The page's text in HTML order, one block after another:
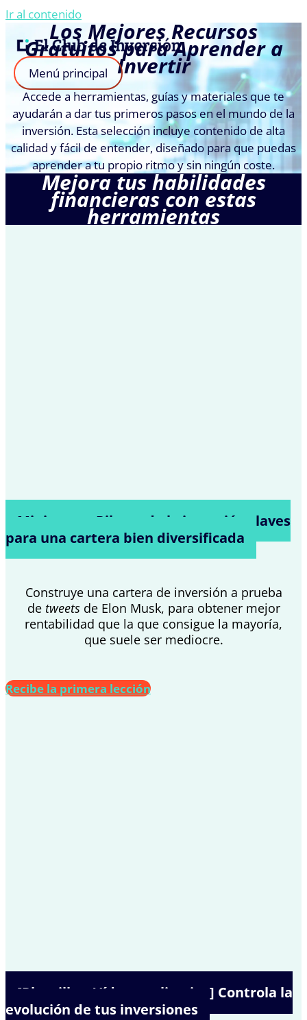
Ir al contenido
Menú principal
Los Mejores Recursos
Gratuitos para Aprender a
Invertir
Accede a herramientas, guías y materiales que te
ayudarán a dar tus primeros pasos en el mundo de la
inversión. Esta selección incluye contenido de alta
calidad y fácil de entender, diseñado para que puedas
aprender a tu propio ritmo y sin ningún coste.
Mejora tus habilidades
financieras con estas
herramientas
Mini-curso: Pilares de la inversión claves
para una cartera bien diversificada
Construye una cartera de inversión a prueba
de tweetsde Elon Musk, para obtener mejor
rentabilidad que la que consigue la mayoría,
que suele ser mediocre.
Recibe la primera lección
[Plantilla + Vídeo explicativo] Controla la
evolución de tus inversiones